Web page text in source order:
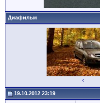
Диафильм
‹
19.10.2012 23:19